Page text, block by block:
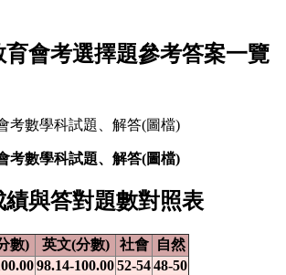
育會考選擇題參考答案一覽
績與答對題數對照表
數) 英文(分數) 社會
自然
98.14-100.0052-5448-50